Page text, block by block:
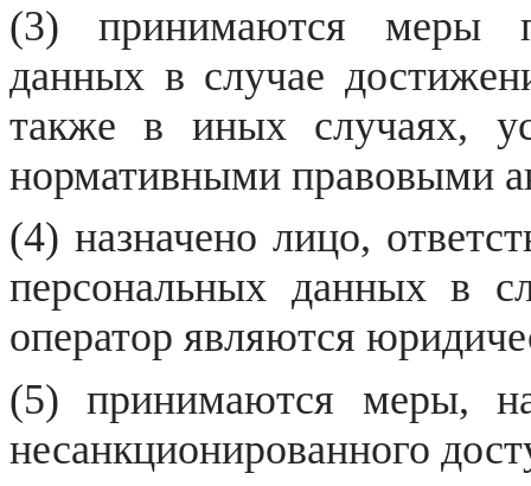
(3) принимаются меры
данных в случае
также в иных случаях,
нормативными правовыми
(4) назначено лицо,
персональных данных в
оператор являются
(5) принимаются меры,
несанкционированного